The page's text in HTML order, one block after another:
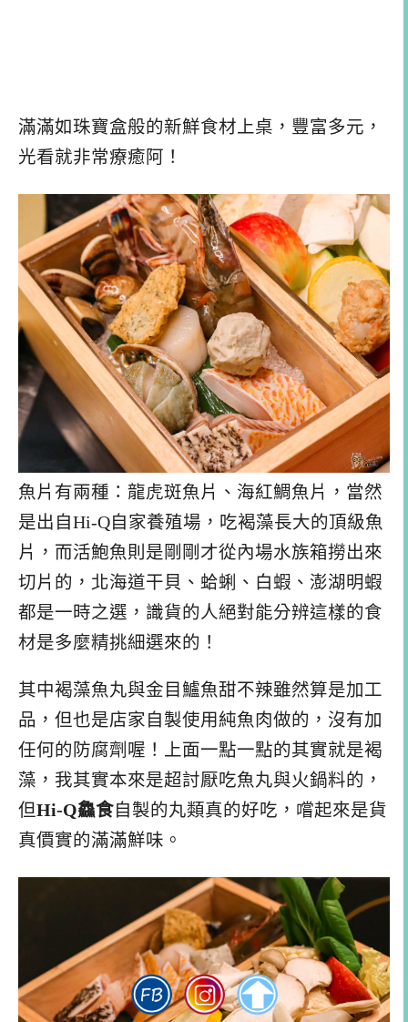
滿滿如珠寶盒般的新鮮食材上桌，豐富多元，
光看就非常療癒阿！
魚片有兩種：龍虎斑魚片、海紅鯛魚片，當然
是出自Hi-Q自家養殖場，吃褐藻長大的頂級魚
片，而活鮑魚則是剛剛才從內場水族箱撈出來
切片的，北海道干貝、蛤蜊、白蝦、澎湖明蝦
都是一時之選，識貨的人絕對能分辨這樣的食
材是多麼精挑細選來的！
其中褐藻魚丸與金目鱸魚甜不辣雖然算是加工
品，但也是店家自製使用純魚肉做的，沒有加
任何的防腐劑喔！上面一點一點的其實就是褐
藻，我其實本來是超討厭吃魚丸與火鍋料的，
但Hi-Q鱻食自製的丸類真的好吃，嚐起來是貨
真價實的滿滿鮮味。